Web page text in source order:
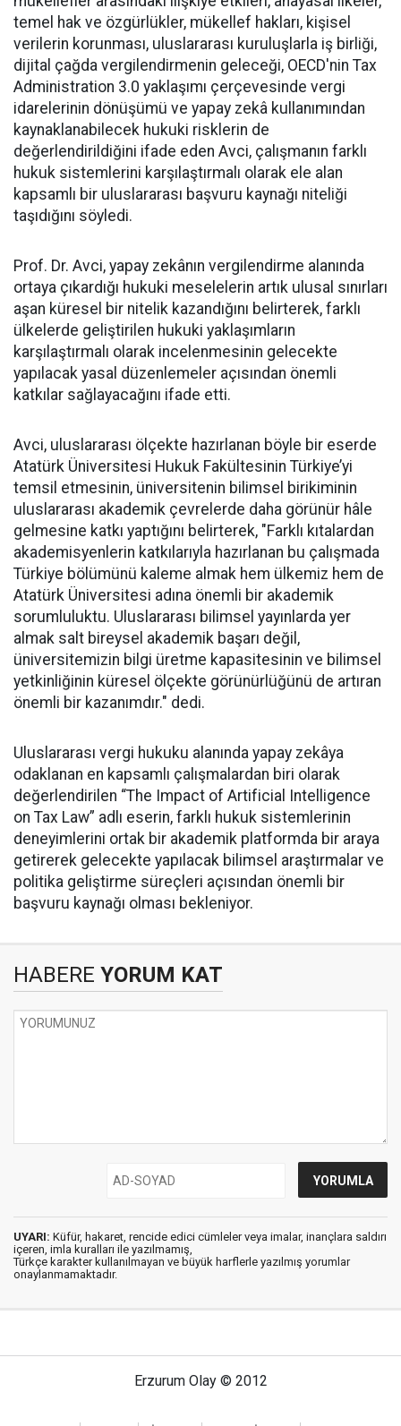
temel hak ve özgürlükler, mükellef hakları, kişisel
verilerin korunması, uluslararası kuruluşlarla iş birliği,
dijital çağda vergilendirmenin geleceği, OECD'nin Tax
Administration 3.0 yaklaşımı çerçevesinde vergi
idarelerinin dönüşümü ve yapay zekâ kullanımından
kaynaklanabilecek hukuki risklerin de
değerlendirildiğini ifade eden Avci, çalışmanın farklı
hukuk sistemlerini karşılaştırmalı olarak ele alan
kapsamlı bir uluslararası başvuru kaynağı niteliği
taşıdığını söyledi.
Prof. Dr. Avci, yapay zekânın vergilendirme alanında
ortaya çıkardığı hukuki meselelerin artık ulusal sınırları
aşan küresel bir nitelik kazandığını belirterek, farklı
ülkelerde geliştirilen hukuki yaklaşımların
karşılaştırmalı olarak incelenmesinin gelecekte
yapılacak yasal düzenlemeler açısından önemli
katkılar sağlayacağını ifade etti.
Avci, uluslararası ölçekte hazırlanan böyle bir eserde
Atatürk Üniversitesi Hukuk Fakültesinin Türkiye’yi
temsil etmesinin, üniversitenin bilimsel birikiminin
uluslararası akademik çevrelerde daha görünür hâle
gelmesine katkı yaptığını belirterek, "Farklı kıtalardan
akademisyenlerin katkılarıyla hazırlanan bu çalışmada
Türkiye bölümünü kaleme almak hem ülkemiz hem de
Atatürk Üniversitesi adına önemli bir akademik
sorumluluktu. Uluslararası bilimsel yayınlarda yer
almak salt bireysel akademik başarı değil,
üniversitemizin bilgi üretme kapasitesinin ve bilimsel
yetkinliğinin küresel ölçekte görünürlüğünü de artıran
önemli bir kazanımdır." dedi.
Uluslararası vergi hukuku alanında yapay zekâya
odaklanan en kapsamlı çalışmalardan biri olarak
değerlendirilen “The Impact of Artificial Intelligence
on Tax Law” adlı eserin, farklı hukuk sistemlerinin
deneyimlerini ortak bir akademik platformda bir araya
getirerek gelecekte yapılacak bilimsel araştırmalar ve
politika geliştirme süreçleri açısından önemli bir
başvuru kaynağı olması bekleniyor.
HABERE YORUM KAT
UYARI: Küfür, hakaret, rencide edici cümleler veya imalar, inançlara saldırı
içeren, imla kuralları ile yazılmamış,
Türkçe karakter kullanılmayan ve büyük harflerle yazılmış yorumlar
onaylanmamaktadır.
Erzurum Olay © 2012